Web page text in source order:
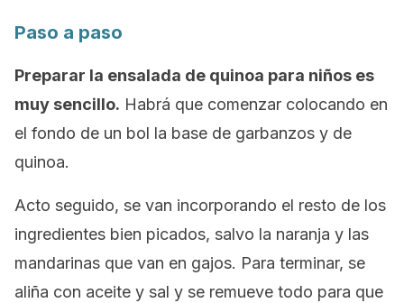
Paso a paso
Preparar la ensalada de quinoa para niños es
muy sencillo. Habrá que comenzar colocando en
el fondo de un bol la base de garbanzos y de
quinoa.
Acto seguido, se van incorporando el resto de los
ingredientes bien picados, salvo la naranja y las
mandarinas que van en gajos. Para terminar, se
aliña con aceite y sal y se remueve todo para que